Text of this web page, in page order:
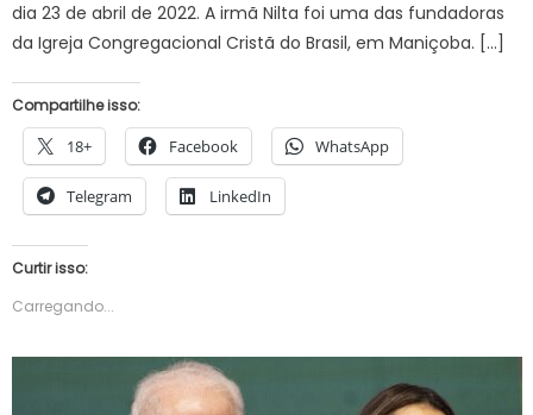
dia 23 de abril de 2022. A irmã Nilta foi uma das fundadoras
da Igreja Congregacional Cristã do Brasil, em Maniçoba. […]
Compartilhe isso:
18+ Facebook WhatsApp
Telegram LinkedIn
Curtir isso:
Carregando...